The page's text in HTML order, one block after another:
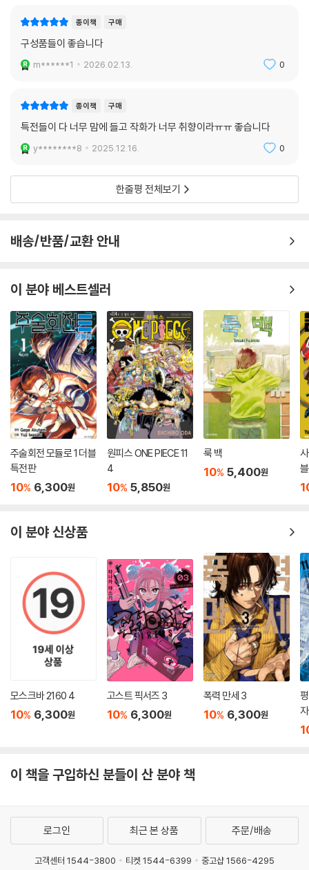
종이책 구매
구성품들이 좋습니다
m******1 2026.02.13. 0
종이책 구매
특전들이 다 너무 맘에 들고 작화가 너무 취향이라ㅠㅠ 좋습니다
y********8 2025.12.16. 0
한줄평 전체보기
배송/반품/교환 안내
이 분야 베스트셀러
주술회전 모듈로 1 더블
특전판
10% 6,300원
원피스 ONE PIECE 11
4
10% 5,850원
룩 백
10% 5,400원
이 분야 신상품
모스크바 2160 4
10% 6,300원
고스트 픽서즈 3
10% 6,300원
폭력 만세 3
10% 6,300원
이 책을 구입하신 분들이 산 분야 책
로그인 최근 본 상품 주문/배송
고객센터 1544-3800 티켓 1544-6399
중고샵 1566-4295